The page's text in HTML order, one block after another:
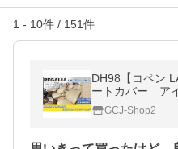
1 - 10件 / 151件
DH98【コペン
GCJ-Shop2